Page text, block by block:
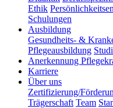
Ethik
Schulungen
Ausbildung
Gesundheits- &
Pflegeausbildung
Anerkennung
Karriere
Über uns
Zertifizierung/
Trägerschaft Team